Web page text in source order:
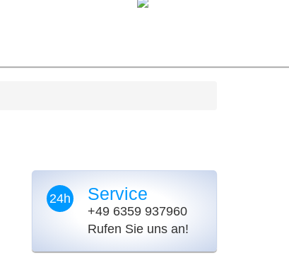
24h Service
+49 6359 937960
Rufen Sie uns an!